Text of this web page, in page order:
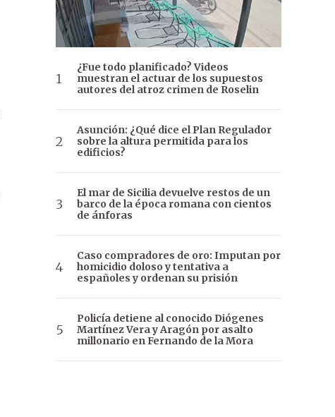
¿Fue todo planificado? Videos
muestran el actuar de los supuestos
autores del atroz crimen de Roselin
Asunción: ¿Qué dice el Plan Regulador
sobre la altura permitida para los
edificios?
El mar de Sicilia devuelve restos de un
barco de la época romana con cientos
de ánforas
Caso compradores de oro: Imputan por
homicidio doloso y tentativa a
españoles y ordenan su prisión
Policía detiene al conocido Diógenes
Martínez Vera y Aragón por asalto
millonario en Fernando de la Mora